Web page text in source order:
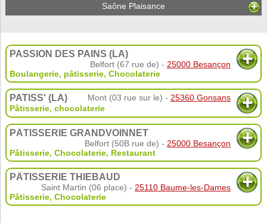
Saône Plaisance
PASSION DES PAINS (LA)
Belfort (67 rue de) - 25000 Besançon
Boulangerie, pâtisserie, Chocolaterie
PATISS' (LA) Mont (03 rue sur le) - 25360 Gonsans
Pâtisserie, chocolaterie
PÂTISSERIE GRANDVOINNET
Belfort (50B rue de) - 25000 Besançon
Pâtisserie, Chocolaterie, Restaurant
PÂTISSERIE THIEBAUD
Saint Martin (06 place) - 25110 Baume-les-Dames
Pâtisserie, Chocolaterie